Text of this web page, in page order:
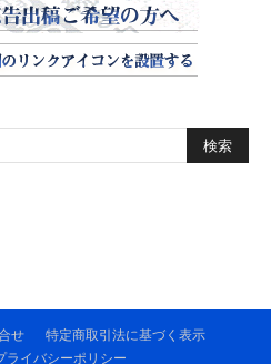
せ
特定商取引法に基づく表示
ライバシーポリシー